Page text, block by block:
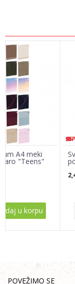
Poruka
A4 meki
"Teens"
u korpu
POVEŽIMO SE